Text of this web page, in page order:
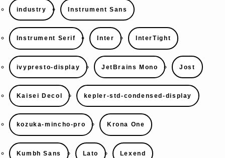
industry Instrument Sans
Instrument Serif Inter InterTight
ivypresto-display JetBrains Mono Jost
Kaisei Decol kepler-std-condensed-display
kozuka-mincho-pro Krona One
Kumbh Sans Lato Lexend